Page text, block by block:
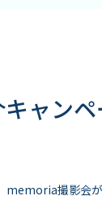
ャンペ
memoria撮影会が